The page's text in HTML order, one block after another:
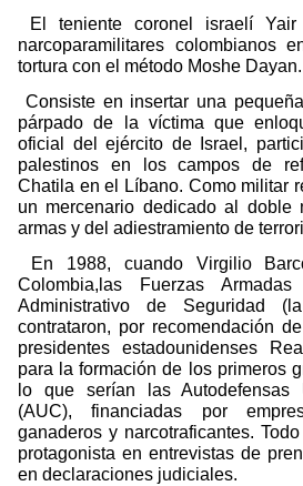
El teniente coronel israelí
narcoparamilitares colombianos
tortura con el método Moshe Dayan.
Consiste en insertar una
párpado de la víctima que
oficial del ejército de Israel,
palestinos en los campos de
Chatila en el Líbano. Como militar
un mercenario dedicado al doble
armas y del adiestramiento de
En 1988, cuando Virgilio
Colombia,las Fuerzas
Administrativo de Seguridad
contrataron, por recomendación
presidentes estadounidenses
para la formación de los primeros
lo que serían las Autodefensas
(AUC), financiadas por
ganaderos y narcotraficantes.
protagonista en entrevistas de
en declaraciones judiciales.